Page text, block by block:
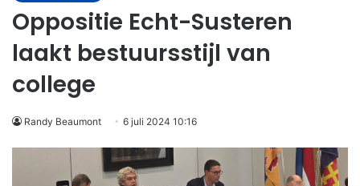
Oppositie Echt-Susteren
laakt bestuursstijl van
college
Randy Beaumont 6 juli 2024 10:16